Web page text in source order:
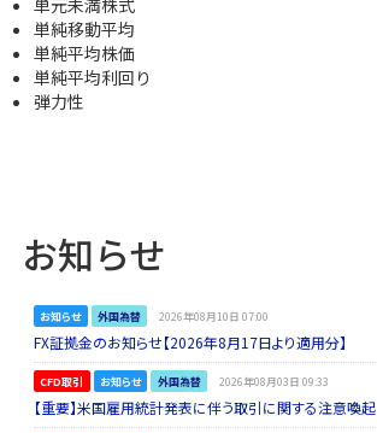
単純移動平均
単純平均株価
単純平均利回り
弾力性
お知らせ
お知らせ 外国為替 2026年08月10日 07:00
FX証拠金のお知らせ【2026年8月17日より適用分】
CFD取引 お知らせ 外国為替 2026年08月03日 09:33
【重要】米国雇用統計発表に伴う取引に関する注意喚起